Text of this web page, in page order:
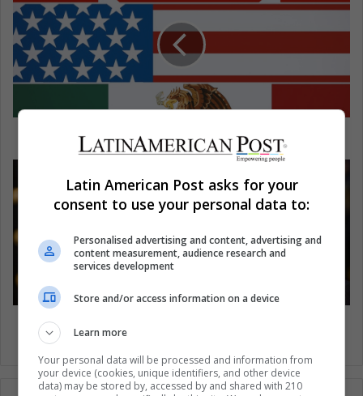
México piensa en un mundo sin NAFTA
Vicepresidente uruguayo renuncia por
escándalo de corrupción
Latin American Post asks for your
consent to use your personal data to:
Personalised advertising and content, advertising and
content measurement, audience research and
services development
Store and/or access information on a device
Learn more
Your personal data will be processed and information from
your device (cookies, unique identifiers, and other device
data) may be stored by, accessed by and shared with 210